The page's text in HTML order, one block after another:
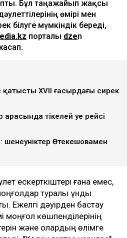
Бұл таңғажайып жақсы
өмірі мен
білуге мүмкіндік береді,
порталы dzen
қатысты XVII ғасырдағы сирек
тікелей әуе рейсі
шенеуніктер Өтекешовамен
ескерткіштері ғана емес,
туралы құнды
Ежелгі дәуірден бастау
моңғол көшпенділерінің
және олардың өлімге